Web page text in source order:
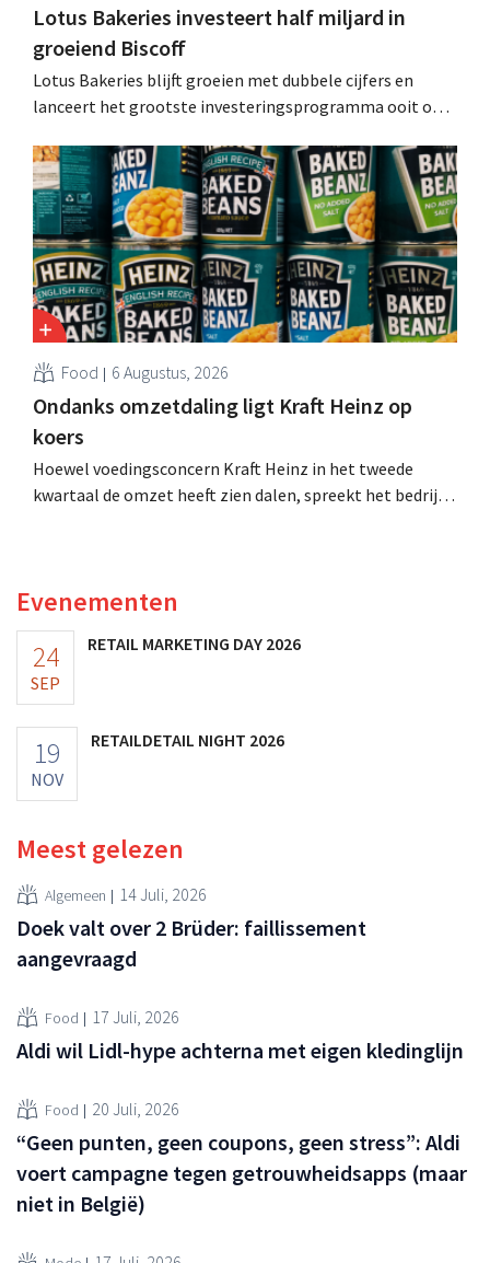
Lotus Bakeries investeert half miljard in
groeiend Biscoff
Lotus Bakeries blijft groeien met dubbele cijfers en
lanceert het grootste investeringsprogramma ooit om
moeten dit momentum grijpen”.
Food 6 Augustus, 2026
Ondanks omzetdaling ligt Kraft Heinz op
koers
Hoewel voedingsconcern Kraft Heinz in het tweede
kwartaal de omzet heeft zien dalen, spreekt het bedrijf
Evenementen
24
SEP
RETAIL MARKETING DAY 2026
19
NOV
RETAILDETAIL NIGHT 2026
Meest gelezen
Algemeen 14 Juli, 2026
Doek valt over 2 Brüder: faillissement
aangevraagd
Food 17 Juli, 2026
Aldi wil Lidl-hype achterna met eigen kledinglijn
Food 20 Juli, 2026
“Geen punten, geen coupons, geen stress”: Aldi
voert campagne tegen getrouwheidsapps (maar
niet in België)